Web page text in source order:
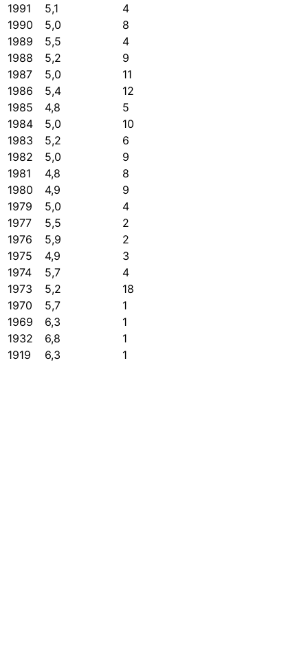
1991
5,1
4
1990
5,0
8
1989
5,5
4
1988
5,2
9
1987
5,0
11
1986
5,4
12
1985
4,8
5
1984
5,0
10
1983
5,2
6
1982
5,0
9
1981
4,8
8
1980
4,9
9
1979
5,0
4
1977
5,5
2
1976
5,9
2
1975
4,9
3
1974
5,7
4
1973
5,2
18
1970
5,7
1
1969
6,3
1
1932
6,8
1
1919
6,3 1